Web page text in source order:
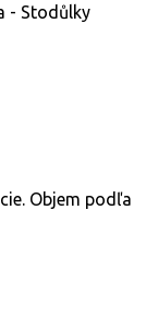
- Stodůlky
Objem podľa